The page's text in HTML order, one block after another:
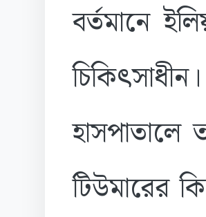
বর্তমানে
হাসপাতালে
টিউমারের